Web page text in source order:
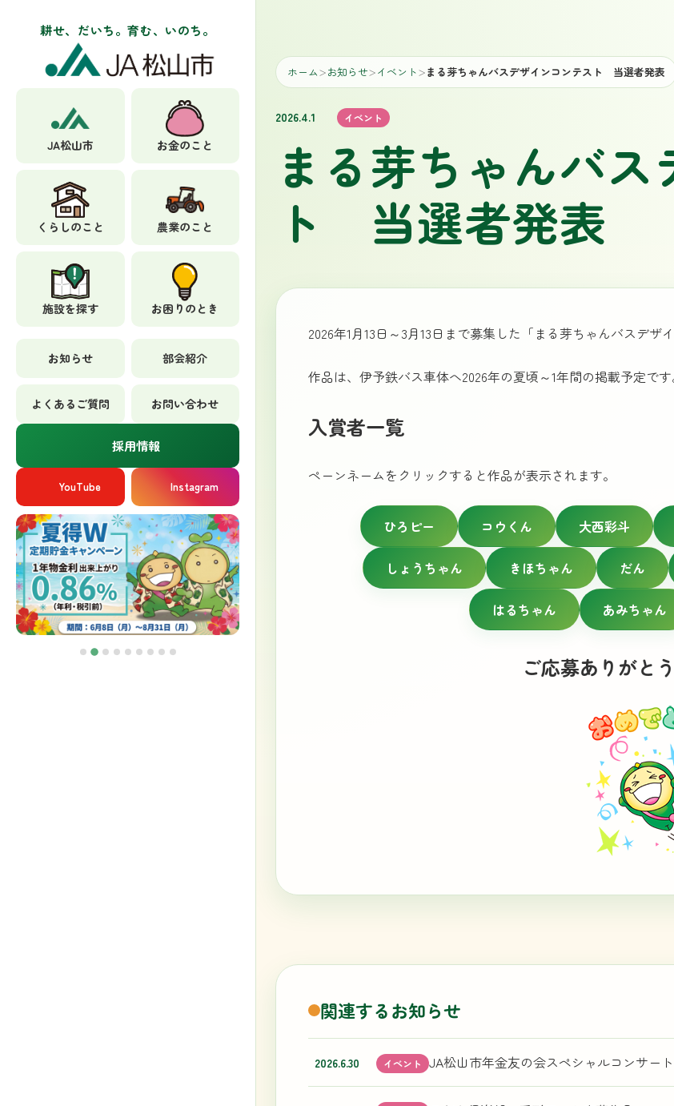
耕せ、だいち。育む、いのち。
JA松山市 お金のこと
くらしのこと 農業のこと
施設を探す お困りのとき
お知らせ 部会紹介
よくあるご質問 お問い合わせ
採用情報
YouTube Instagram
ホーム ＞ お知らせ＞ イベント ＞ まる芽ちゃんバスデザインコンテスト 当選者発表
2026.4.1 イベント
まる芽ちゃんバ
ト 当選者発表
2026年1月13日～3月13日まで募集した「まる芽ちゃんバスデザ
作品は、伊予鉄バス車体へ2026年の夏頃～1年間の掲載予定です
入賞者一覧
ペーンネームをクリックすると作品が表示されます。
ひろピー コウくん 大西彩斗
しょうちゃん きほちゃん だん
はるちゃん あみちゃん
ご応募ありがと
関連するお知らせ
2026.6.30 イベント JA松山市年金友の会スペシャルコンサート